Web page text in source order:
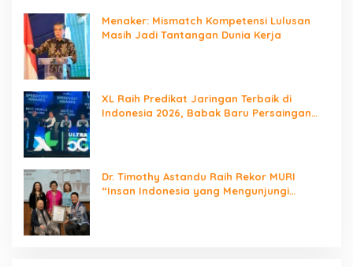
Menaker: Mismatch Kompetensi Lulusan
Masih Jadi Tantangan Dunia Kerja
XL Raih Predikat Jaringan Terbaik di
Indonesia 2026, Babak Baru Persaingan
Dr. Timothy Astandu Raih Rekor MURI
“Insan Indonesia yang Mengunjungi